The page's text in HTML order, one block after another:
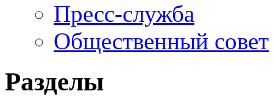
Пресс-служба
Общественный совет
Разделы